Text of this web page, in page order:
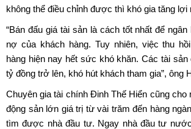
không thể điều chỉnh được thì khó gia tăng lợi
“Bán đấu giá tài sản là cách tốt nhất để
nợ của khách hàng. Tuy nhiên, việc thu
hàng hiện nay hết sức khó khăn. Các tài
tỷ đồng trở lên, khó hút khách tham gia”, ông
Chuyên gia tài chính Đinh Thế Hiển cũng cho
động sản lớn giá trị từ vài trăm đến hàng
tìm được nhà đầu tư. Ngay nhà đầu tư